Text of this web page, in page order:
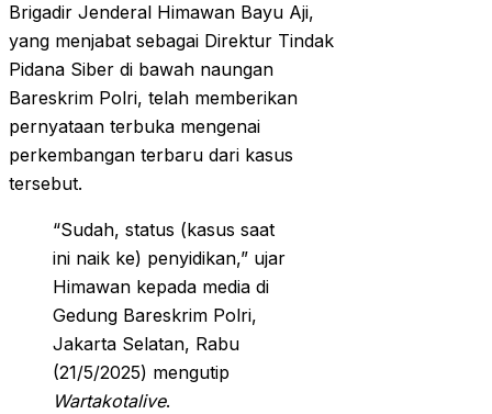
Brigadir Jenderal Himawan Bayu Aji,
yang menjabat sebagai Direktur Tindak
Pidana Siber di bawah naungan
Bareskrim Polri, telah memberikan
pernyataan terbuka mengenai
perkembangan terbaru dari kasus
tersebut.
“Sudah, status (kasus saat
ini naik ke) penyidikan,” ujar
Himawan kepada media di
Gedung Bareskrim Polri,
Jakarta Selatan, Rabu
(21/5/2025) mengutip
Wartakotalive.